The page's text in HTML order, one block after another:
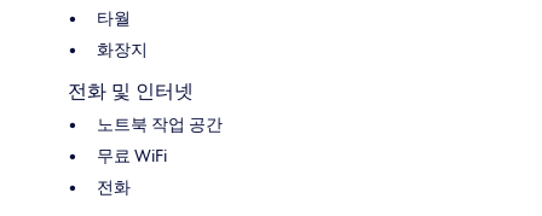
타월
화장지
전화 및 인터넷
노트북 작업 공간
무료 WiFi
전화